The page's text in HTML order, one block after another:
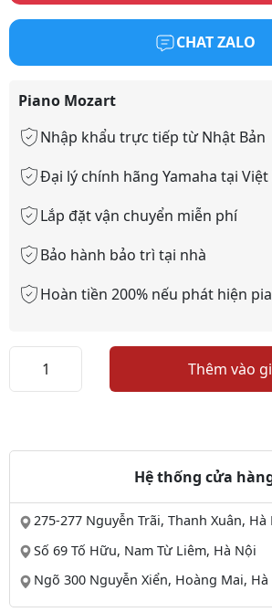
CHAT ZALO
Piano Mozart
Nhập khẩu trực tiếp từ Nhật Bản
Đại lý chính hãng Yamaha tại Việt
Lắp đặt vận chuyển miễn phí
Bảo hành bảo trì tại nhà
Hoàn tiền 200% nếu phát hiện
Yamaha
Thêm vào
Hệ thống cửa
275-277 Nguyễn Trãi, Thanh Xuân, Hà
Số 69 Tố Hữu, Nam Từ Liêm, Hà Nội
Ngõ 300 Nguyễn Xiển, Hoàng Mai, Hà